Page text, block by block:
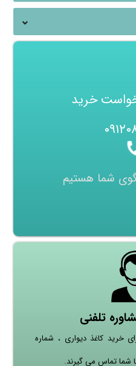
خرید
شما هستیم
تلفنی
خرید کاغذ دیواری ، شماره